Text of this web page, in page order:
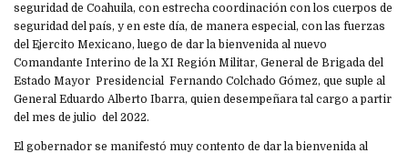
seguridad de Coahuila, con estrecha coordinación con los cuerpos de
seguridad del país, y en este día, de manera especial, con las fuerzas
del Ejercito Mexicano, luego de dar la bienvenida al nuevo
Comandante Interino de la XI Región Militar, General de Brigada del
Estado Mayor Presidencial Fernando Colchado Gómez, que suple al
General Eduardo Alberto Ibarra, quien desempeñara tal cargo a partir
del mes de julio del 2022.
El gobernador se manifestó muy contento de dar la bienvenida al